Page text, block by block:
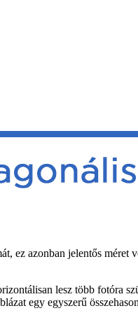
azonban jelentős méret
lesz több fotóra
egy egyszerű